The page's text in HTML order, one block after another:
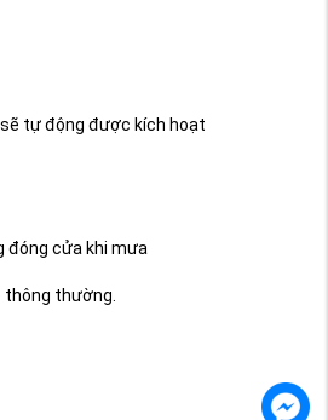
tự động được kích hoạt
đóng cửa khi mưa
thường.